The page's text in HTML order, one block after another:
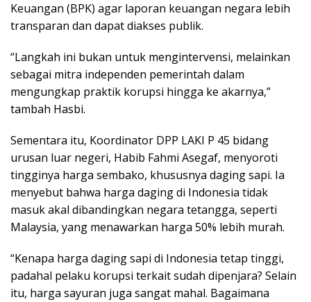
Keuangan (BPK) agar laporan keuangan negara lebih
transparan dan dapat diakses publik.
“Langkah ini bukan untuk mengintervensi, melainkan
sebagai mitra independen pemerintah dalam
mengungkap praktik korupsi hingga ke akarnya,”
tambah Hasbi.
Sementara itu, Koordinator DPP LAKI P 45 bidang
urusan luar negeri, Habib Fahmi Asegaf, menyoroti
tingginya harga sembako, khususnya daging sapi. Ia
menyebut bahwa harga daging di Indonesia tidak
masuk akal dibandingkan negara tetangga, seperti
Malaysia, yang menawarkan harga 50% lebih murah.
“Kenapa harga daging sapi di Indonesia tetap tinggi,
padahal pelaku korupsi terkait sudah dipenjara? Selain
itu, harga sayuran juga sangat mahal. Bagaimana